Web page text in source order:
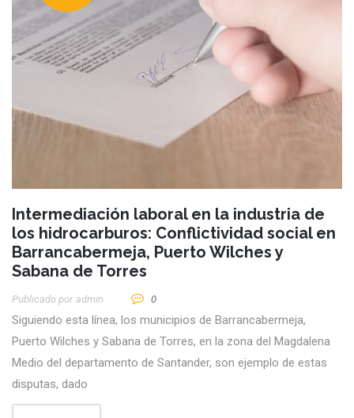
Intermediación laboral en la industria de
los hidrocarburos: Conflictividad social en
Barrancabermeja, Puerto Wilches y
Sabana de Torres
Publicado por Admin 0
Siguiendo esta línea, los municipios de Barrancabermeja,
Puerto Wilches y Sabana de Torres, en la zona del Magdalena
Medio del departamento de Santander, son ejemplo de estas
disputas, dado